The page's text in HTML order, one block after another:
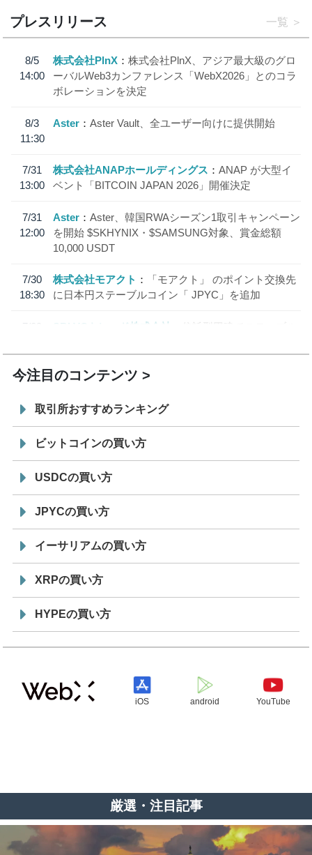
プレスリリース 一覧
8/5
14:00
株式会社PlnX
株式会社PlnX、アジア最大級のグロ
ーバルWeb3カンファレンス「WebX2026」とのコラ
ボレーションを決定
8/3
11:30
Aster Aster Vault、全ユーザー向けに提供開始
7/31
13:00
株式会社ANAPホールディングス
ANAP が大型イ
ベント「BITCOIN JAPAN 2026」開催決定
7/31
12:00
Aster
Aster、韓国RWAシーズン1取引キャンペーン
を開始 $SKHYNIX・$SAMSUNG対象、賞金総額
10,000 USDT
7/30
18:30
株式会社モアクト
「モアクト」 のポイント交換先
に日本円ステーブルコイン「 JPYC」を追加
7/29
SBI VCトレード株式会社
信託型円建てステーブル
今注目のコンテンツ
取引所おすすめランキング
ビットコインの買い方
USDCの買い方
JPYCの買い方
イーサリアムの買い方
XRPの買い方
HYPEの買い方
iOS android YouTube
厳選・注目記事